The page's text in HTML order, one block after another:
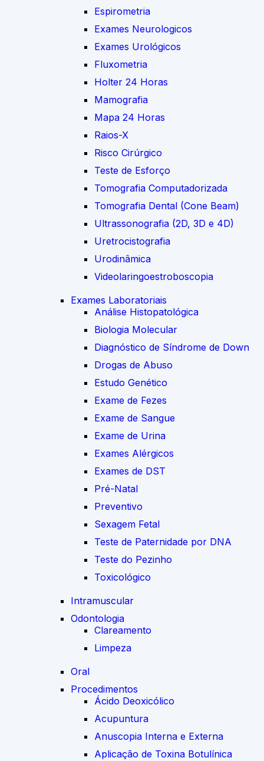
Espirometria
Exames Neurologicos
Exames Urológicos
Fluxometria
Holter 24 Horas
Mamografia
Mapa 24 Horas
Raios-X
Risco Cirúrgico
Teste de Esforço
Tomografia Computadorizada
Tomografia Dental (Cone Beam)
Ultrassonografia (2D, 3D e 4D)
Uretrocistografia
Urodinâmica
Videolaringoestroboscopia
Exames Laboratoriais
Análise Histopatológica
Biologia Molecular
Diagnóstico de Síndrome de Down
Drogas de Abuso
Estudo Genético
Exame de Fezes
Exame de Sangue
Exame de Urina
Exames Alérgicos
Exames de DST
Pré-Natal
Preventivo
Sexagem Fetal
Teste de Paternidade por DNA
Teste do Pezinho
Toxicológico
Intramuscular
Odontologia
Clareamento
Limpeza
Oral
Procedimentos
Ácido Deoxicólico
Acupuntura
Anuscopia Interna e Externa
Aplicação de Toxina Botulínica